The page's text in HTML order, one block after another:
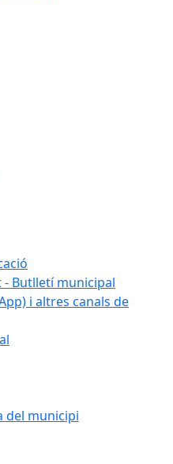
- Butlletí municipal
i altres canals de
del municipi